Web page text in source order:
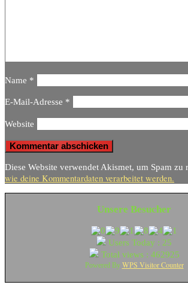
Name *
E-Mail-Adresse *
Website
Diese Website verwendet Akismet, um Spam zu
wie deine Kommentardaten verarbeitet werden.
Unsere Besucher
Users Today : 25
Total views : 462925
Powered By WPS Visitor Counter